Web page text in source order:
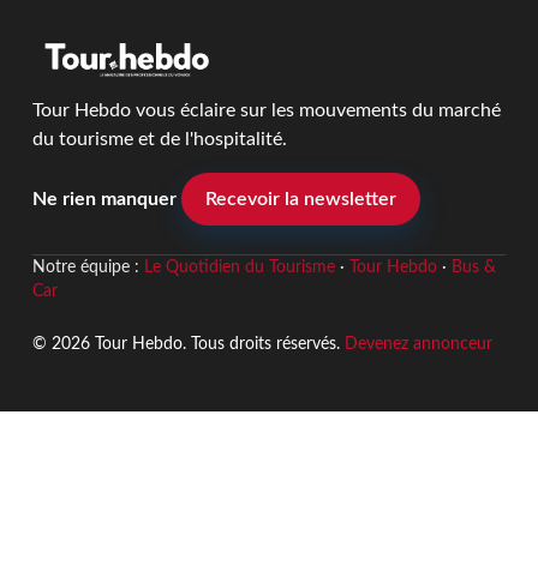
Tour Hebdo vous éclaire sur les mouvements du marché
du tourisme et de l'hospitalité.
Ne rien manquer Recevoir la newsletter
Notre équipe : Le Quotidien du Tourisme· Tour Hebdo· Bus &
Car
© 2026 Tour Hebdo. Tous droits réservés. Devenez annonceur